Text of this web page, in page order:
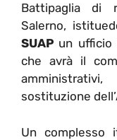
Battipaglia di
Salerno,
SUAP un ufficio
che avrà il
sostituzione
Un complesso